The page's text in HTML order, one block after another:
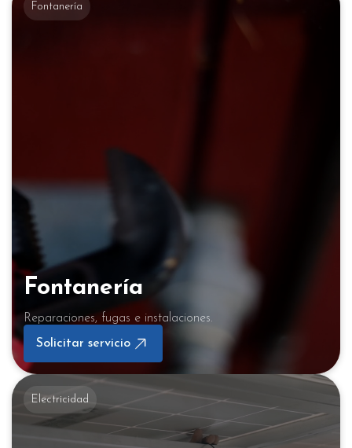
Fontanería
Fontanería
Reparaciones, fugas e instalaciones.
Solicitar servicio
Electricidad